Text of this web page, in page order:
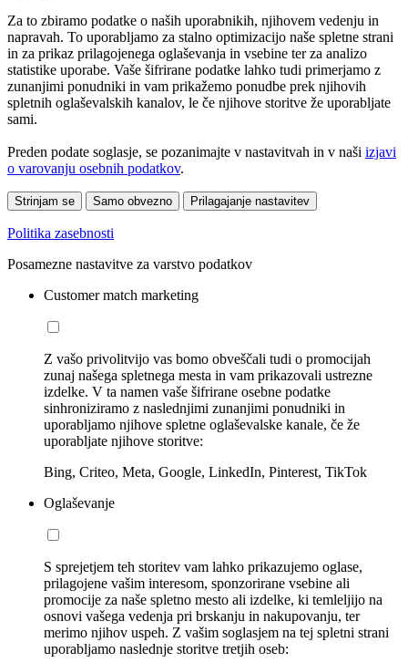
Za to zbiramo podatke o naših uporabnikih, njihovem vedenju in
napravah. To uporabljamo za stalno optimizacijo naše spletne strani
in za prikaz prilagojenega oglaševanja in vsebine ter za analizo
statistike uporabe. Vaše šifrirane podatke lahko tudi primerjamo z
zunanjimi ponudniki in vam prikažemo ponudbe prek njihovih
spletnih oglaševalskih kanalov, le če njihove storitve že uporabljate
sami.
Preden podate soglasje, se pozanimajte v nastavitvah in v naši izjavi
o varovanju osebnih podatkov.
Strinjam se Samo obvezno Prilagajanje nastavitev
Politika zasebnosti
Posamezne nastavitve za varstvo podatkov
Customer match marketing
Z vašo privolitvijo vas bomo obveščali tudi o promocijah
zunaj našega spletnega mesta in vam prikazovali ustrezne
izdelke. V ta namen vaše šifrirane osebne podatke
sinhroniziramo z naslednjimi zunanjimi ponudniki in
uporabljamo njihove spletne oglaševalske kanale, če že
uporabljate njihove storitve:
Bing, Criteo, Meta, Google, LinkedIn, Pinterest, TikTok
Oglaševanje
S sprejetjem teh storitev vam lahko prikazujemo oglase,
prilagojene vašim interesom, sponzorirane vsebine ali
promocije za naše spletno mesto ali izdelke, ki temleljijo na
osnovi vašega vedenja pri brskanju in nakupovanju, ter
merimo njihov uspeh. Z vašim soglasjem na tej spletni strani
uporabljamo naslednje storitve tretjih oseb: